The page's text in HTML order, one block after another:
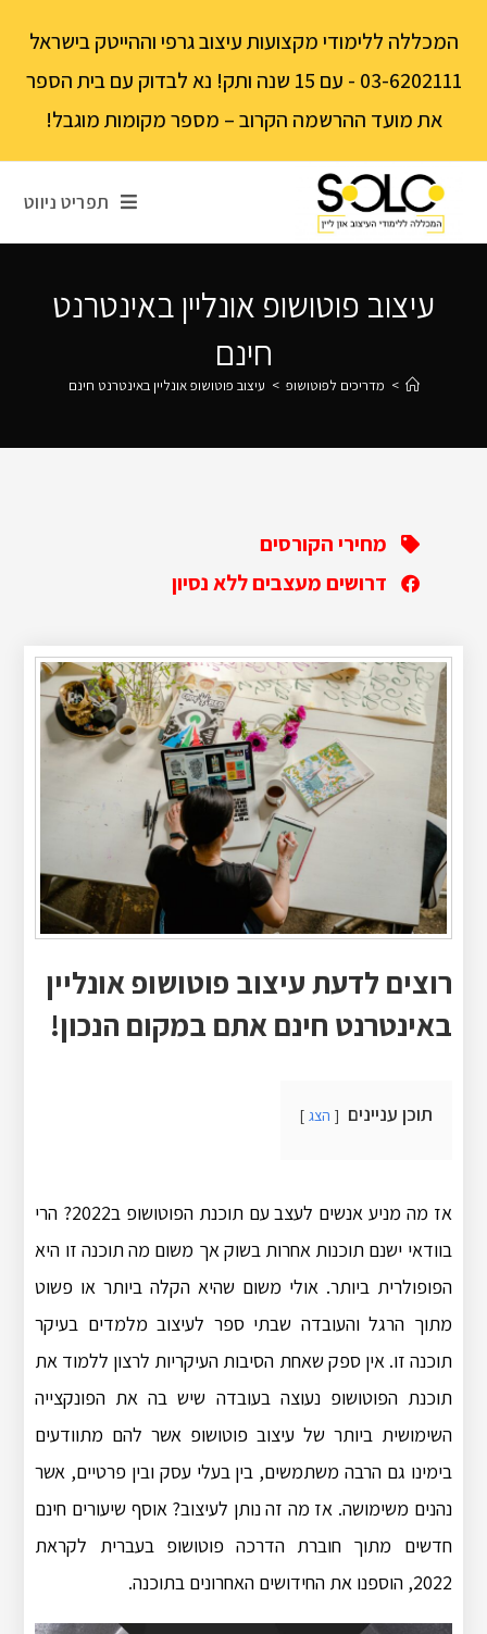
המכללה ללימודי מקצועות עיצוב גרפי וההייטק בישראל
03-6202111 - עם 15 שנה ותק! נא לבדוק עם בית הספר
את מועד ההרשמה הקרוב – מספר מקומות מוגבל!
תפריט ניווט
עיצוב פוטושופ אונליין באינטרנט
חינם
> מדריכים לפוטושופ > עיצוב פוטושופ אונליין באינטרנט חינם
מחירי הקורסים
דרושים מעצבים ללא נסיון
רוצים לדעת עיצוב פוטושופ אונליין
באינטרנט חינם אתם במקום הנכון!
תוכן עניינים הצג
אז מה מניע אנשים לעצב עם תוכנת הפוטושופ ב2022? הרי
בוודאי ישנם תוכנות אחרות בשוק אך משום מה תוכנה זו היא
הפופולרית ביותר. אולי משום שהיא הקלה ביותר או פשוט
מתוך הרגל והעובדה שבתי ספר לעיצוב מלמדים בעיקר
תוכנה זו. אין ספק שאחת הסיבות העיקריות לרצון ללמוד את
תוכנת הפוטושופ נעוצה בעובדה שיש בה את הפונקצייה
השימושית ביותר של עיצוב פוטושופ אשר להם מתוודעים
בימינו גם הרבה משתמשים, בין בעלי עסק ובין פרטיים, אשר
נהנים משימושה. אז מה זה נותן לעיצוב? אוסף שיעורים חינם
חדשים מתוך חוברת הדרכה פוטושופ בעברית לקראת
2022, הוספנו את החידושים האחרונים בתוכנה.